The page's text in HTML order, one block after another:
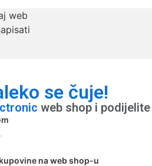
web
se čuje!
web shop i
na web shop-u